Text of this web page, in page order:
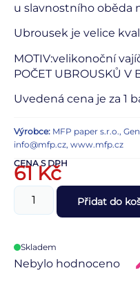
u slavnostního oběda
Ubrousek je velice
MOTIV:velikonoční
POČET UBROUSKŮ V
Uvedená cena je za 1
Výrobce: MFP paper s.r.o.,
info@mfp.cz, www.mfp.cz
CENA S DPH
61Kč
Přidat do
Skladem
Nebylo hodnoceno